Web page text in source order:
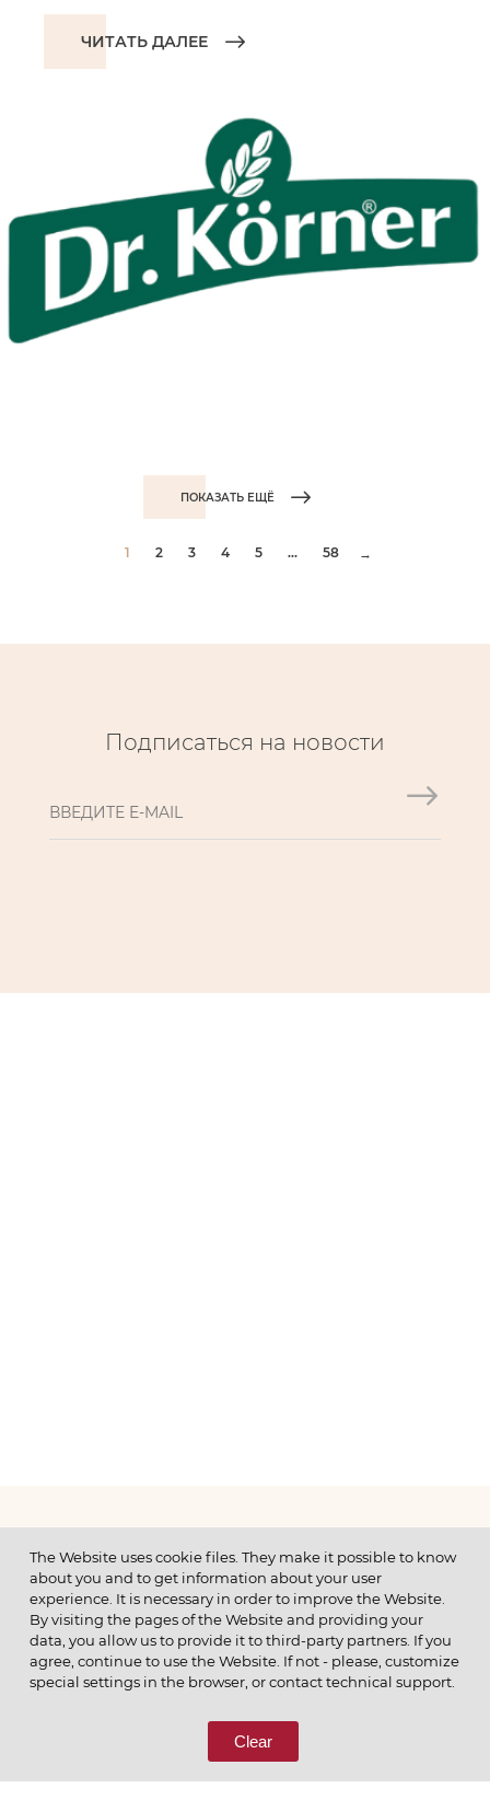
ЧИТАТЬ ДАЛЕЕ
ПОКАЗАТЬ ЕЩЁ
1 2 3 4 5 ... 58 →
Подписаться на новости
МЕНЮ
© 2026 ОАО
ПОЗВОНИТЕ НАМ
8 (800) 333-65-66
The Website uses cookie files. They make it possible to know
about you and to get information about your user
experience. It is necessary in order to improve the Website.
By visiting the pages of the Website and providing your
data, you allow us to provide it to third-party partners. If you
agree, continue to use the Website. If not - please, customize
special settings in the browser, or contact technical support.
Clear